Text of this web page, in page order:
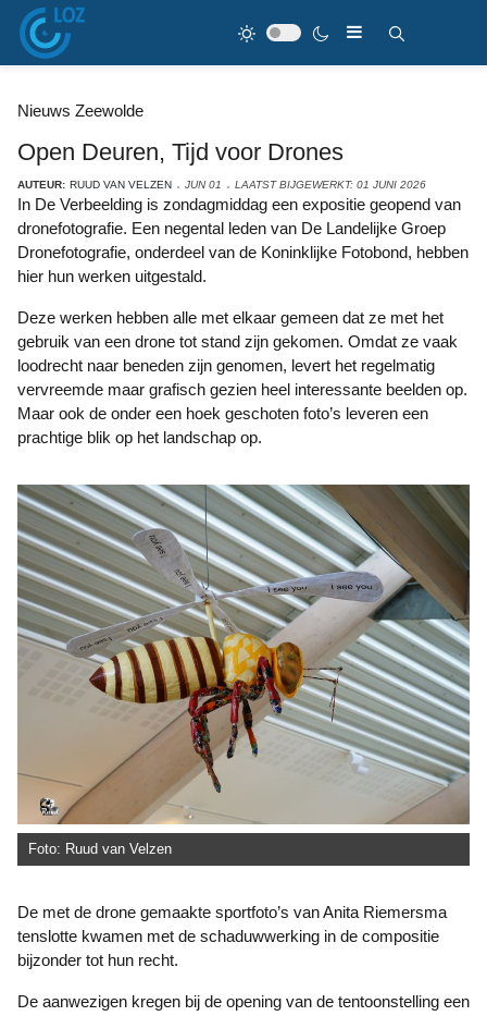
Nieuws Zeewolde
Open Deuren, Tijd voor Drones
AUTEUR: RUUD VAN VELZEN JUN 01 LAATST BIJGEWERKT: 01 JUNI 2026
In De Verbeelding is zondagmiddag een expositie geopend van
dronefotografie. Een negental leden van De Landelijke Groep
Dronefotografie, onderdeel van de Koninklijke Fotobond, hebben
hier hun werken uitgestald.
Deze werken hebben alle met elkaar gemeen dat ze met het
gebruik van een drone tot stand zijn gekomen. Omdat ze vaak
loodrecht naar beneden zijn genomen, levert het regelmatig
vervreemde maar grafisch gezien heel interessante beelden op.
Maar ook de onder een hoek geschoten foto’s leveren een
prachtige blik op het landschap op.
Foto: Ruud van Velzen
De met de drone gemaakte sportfoto’s van Anita Riemersma
tenslotte kwamen met de schaduwwerking in de compositie
bijzonder tot hun recht.
De aanwezigen kregen bij de opening van de tentoonstelling een